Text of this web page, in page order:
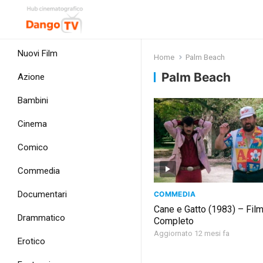
Nuovi Film
Azione
Bambini
Cinema
Comico
Commedia
Documentari
Drammatico
Erotico
Home Palm Beach
Palm Beach
COMMEDIA
Cane e Gatto (1983) – Film
Completo
Aggiornato 12 mesi fa